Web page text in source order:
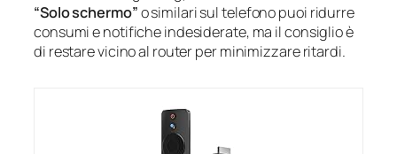
“Solo schermo”o similari sul telefono puoi ridurre
consumi e notifiche indesiderate, ma il consiglio è
di restare vicino al router per minimizzare ritardi.